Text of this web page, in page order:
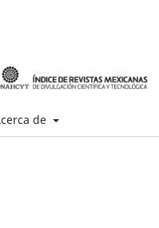
de